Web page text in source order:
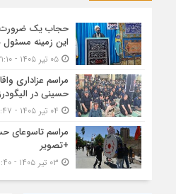
حجاب یک ضرورت
این زمینه
۰۵ تیر ۱۴۰۵ - ۲۱:۱۰
مراسم عزاداری
حسینی در
مراسم تاسوعای
+تصویر